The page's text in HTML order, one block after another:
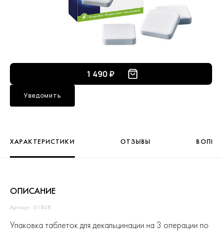
1 490 ₽
Уведомить
ХАРАКТЕРИСТИКИ ОТЗЫВЫ
ОПИСАНИЕ
Артикул : 61848
Упаковка таблеток для декальцинации на 3 операции по